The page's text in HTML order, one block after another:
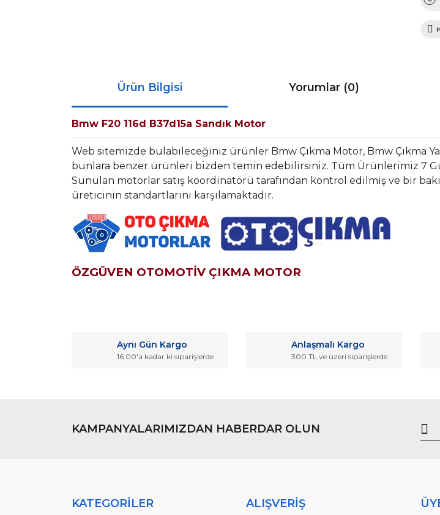
Ürün Bilgisi Yorumlar (0)
Bmw F20 116d B37d15a Sandık Motor
Web sitemizde bulabileceğiniz ürünler Bmw Çıkma Motor, Bmw Çıkma
bunlara benzer ürünleri bizden temin edebilirsiniz. Tüm Ürünlerimiz 7
Sunulan motorlar satış koordinatörü tarafından kontrol edilmiş ve bir
üreticinin standartlarını karşılamaktadır.
ÖZGÜVEN OTOMOTİV ÇIKMA MOTOR
Ürün resmi kalitesiz, bozuk veya görüntülenemiyor.
Gönder
Aynı Gün Kargo
16:00'a kadar ki siparişlerde
Anlaşmalı Kargo
300 TL ve üzeri siparişlerde
KAMPANYALARIMIZDAN HABERDAR OLUN
KATEGORİLER ALIŞVERİŞ